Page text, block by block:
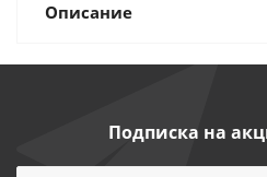
Описание
Подписка на